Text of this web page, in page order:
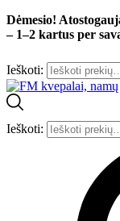
Dėmesio!
– 1–2 kartus per
Ieškoti:
Ieškoti: